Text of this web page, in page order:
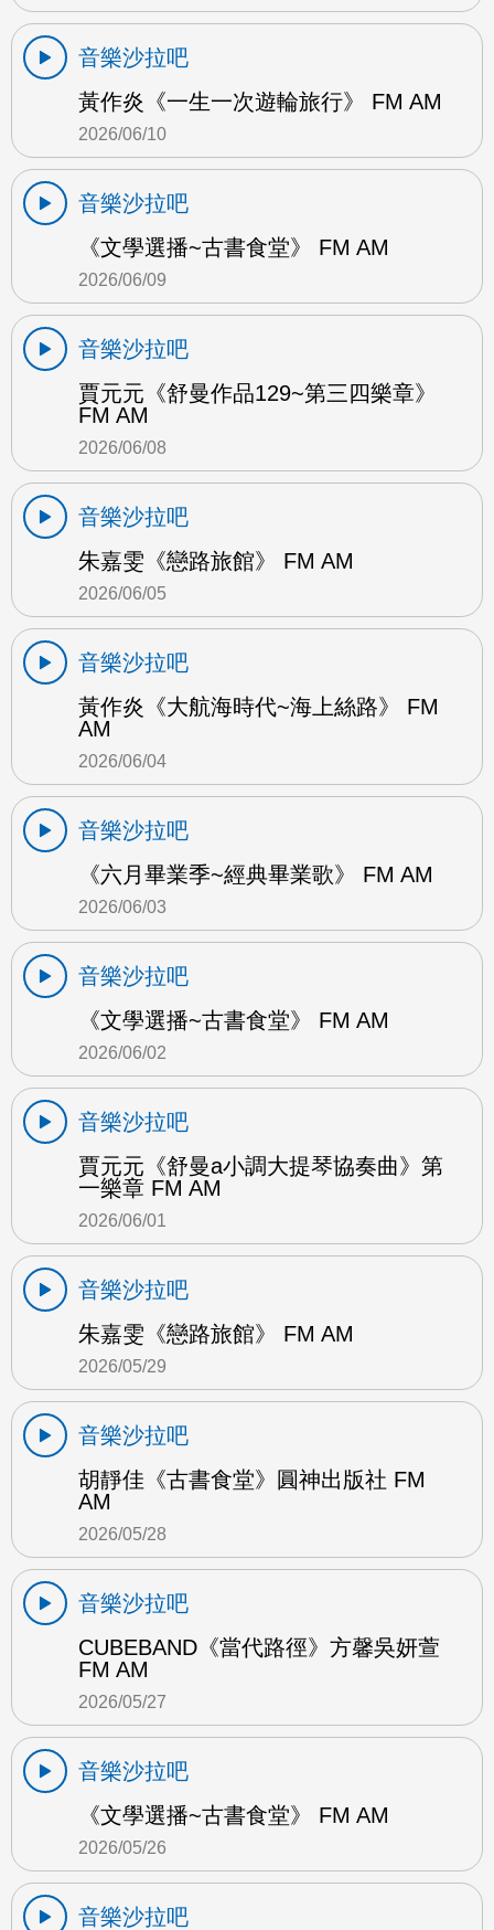
音樂沙拉吧
黃作炎《一生一次遊輪旅行》 FM AM
2026/06/10
音樂沙拉吧
《文學選播~古書食堂》 FM AM
2026/06/09
音樂沙拉吧
賈元元《舒曼作品129~第三四樂章》
FM AM
2026/06/08
音樂沙拉吧
朱嘉雯《戀路旅館》 FM AM
2026/06/05
音樂沙拉吧
黃作炎《大航海時代~海上絲路》 FM
AM
2026/06/04
音樂沙拉吧
《六月畢業季~經典畢業歌》 FM AM
2026/06/03
音樂沙拉吧
《文學選播~古書食堂》 FM AM
2026/06/02
音樂沙拉吧
賈元元《舒曼a小調大提琴協奏曲》第
一樂章 FM AM
2026/06/01
音樂沙拉吧
朱嘉雯《戀路旅館》 FM AM
2026/05/29
音樂沙拉吧
胡靜佳《古書食堂》圓神出版社 FM
AM
2026/05/28
音樂沙拉吧
CUBEBAND《當代路徑》方馨吳妍萱
FM AM
2026/05/27
音樂沙拉吧
《文學選播~古書食堂》 FM AM
2026/05/26
音樂沙拉吧